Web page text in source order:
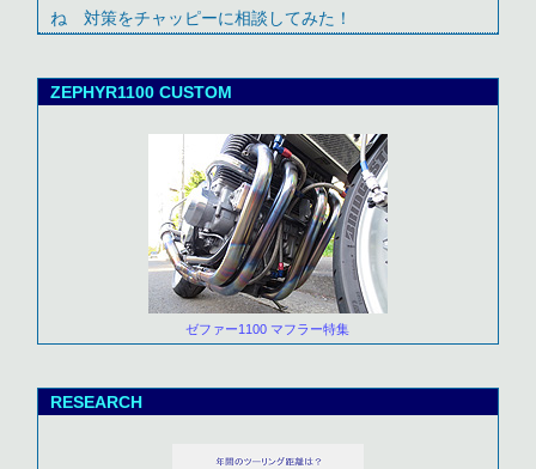
ね 対策をチャッピーに相談してみた！
ZEPHYR1100 CUSTOM
ゼファー1100 マフラー特集
RESEARCH